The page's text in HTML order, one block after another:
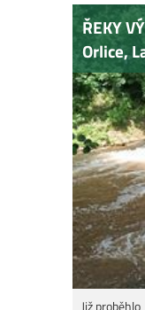
ŘEKY
Orlice,
Již proběhlo